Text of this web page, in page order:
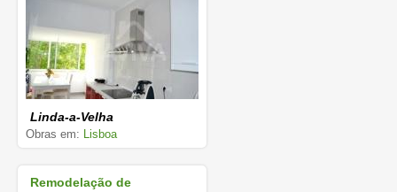
Linda-a-Velha
Obras em: Lisboa
Remodelação de